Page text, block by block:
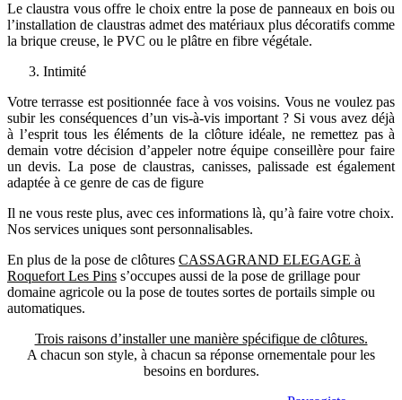
Le claustra vous offre le choix entre la pose de panneaux en bois ou
l’installation de claustras admet des matériaux plus décoratifs comme
la brique creuse, le PVC ou le plâtre en fibre végétale.
Intimité
Votre terrasse est positionnée face à vos voisins. Vous ne voulez pas
subir les conséquences d’un vis-à-vis important ? Si vous avez déjà
à l’esprit tous les éléments de la clôture idéale, ne remettez pas à
demain votre décision d’appeler notre équipe conseillère pour faire
un devis. La pose de claustras, canisses, palissade est également
adaptée à ce genre de cas de figure
Il ne vous reste plus, avec ces informations là, qu’à faire votre choix.
Nos services uniques sont personnalisables.
En plus de la pose de clôtures CASSAGRAND ELEGAGE à
Roquefort Les Pins s’occupes aussi de la pose de grillage pour
domaine agricole ou la pose de toutes sortes de portails simple ou
automatiques.
Trois raisons d’installer une manière spécifique de clôtures.
A chacun son style, à chacun sa réponse ornementale pour les
besoins en bordures.